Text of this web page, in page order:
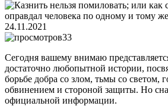
24.11.2021
33
Сегодня вашему внимаю
достаточно любопытной истории,
борьбе добра со злом, тьмы со светом,
обвинением и стороной защиты. Но
официальной информации.